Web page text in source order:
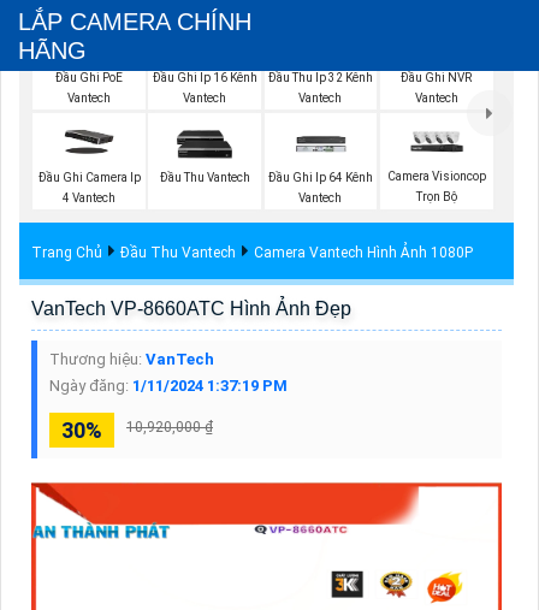
LẮP CAMERA CHÍNH
HÃNG
Đầu Ghi PoE
Vantech
Đầu Ghi Ip 16 Kênh
Vantech
Đầu Thu Ip 32 Kênh
Vantech
Đầu Ghi NVR
Vantech
Đầu Ghi Camera Ip
4 Vantech
Đầu Thu Vantech
Đầu Ghi Ip 64 Kênh
Vantech
Camera Visioncop
Trọn Bộ
Trang Chủ Đầu Thu Vantech Camera Vantech Hình Ảnh 1080P
VanTech VP-8660ATC Hình Ảnh Đẹp
Thương hiệu: VanTech
Ngày đăng: 1/11/2024 1:37:19 PM
30% 10,920,000 ₫